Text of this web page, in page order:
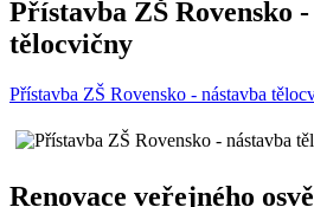
Přístavba ZŠ Rovensko
tělocvičny
Přístavba ZŠ Rovensko - nástavba
Renovace veřejného